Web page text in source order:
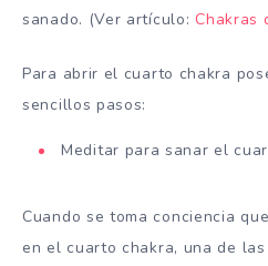
sanado. (Ver artículo: Chakras
Para abrir el cuarto chakra
sencillos pasos:
Meditar para sanar el
Cuando se toma conciencia
en el cuarto chakra, una de